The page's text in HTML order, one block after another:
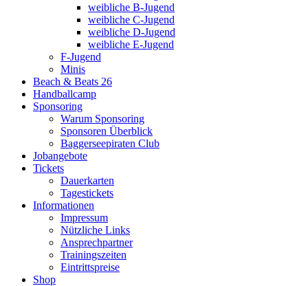
weibliche B-Jugend
weibliche C-Jugend
weibliche D-Jugend
weibliche E-Jugend
F-Jugend
Minis
Beach & Beats 26
Handballcamp
Sponsoring
Warum Sponsoring
Sponsoren Überblick
Baggerseepiraten Club
Jobangebote
Tickets
Dauerkarten
Tagestickets
Informationen
Impressum
Nützliche Links
Ansprechpartner
Trainingszeiten
Eintrittspreise
Shop